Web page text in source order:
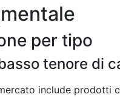
per tipo
tenore di
include prodotti